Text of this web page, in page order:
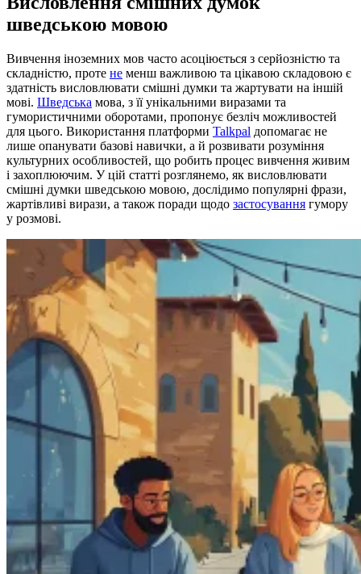
шведською мовою
Вивчення іноземних мов часто асоціюється з серйозністю та
складністю, проте не менш важливою та цікавою складовою є
здатність висловлювати смішні думки та жартувати на іншій
мові. Шведська мова, з її унікальними виразами та
гумористичними оборотами, пропонує безліч можливостей
для цього. Використання платформи Talkpal допомагає не
лише опанувати базові навички, а й розвивати розуміння
культурних особливостей, що робить процес вивчення живим
і захоплюючим. У цій статті розглянемо, як висловлювати
смішні думки шведською мовою, дослідимо популярні фрази,
жартівливі вирази, а також поради щодо застосування гумору
у розмові.